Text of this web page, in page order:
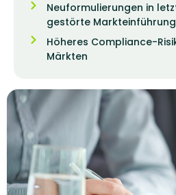
Neuformulierungen in
gestörte
Höheres Compliance-
Märkten